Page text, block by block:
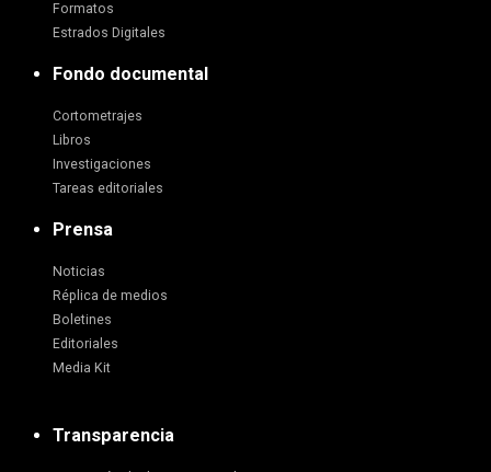
Formatos
Estrados Digitales
Fondo documental
Cortometrajes
Libros
Investigaciones
Tareas editoriales
Prensa
Noticias
Réplica de medios
Boletines
Editoriales
Media Kit
Transparencia